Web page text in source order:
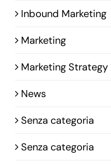
Inbound Marketing
Marketing
Marketing Strategy
News
Senza categoria
Senza categoria